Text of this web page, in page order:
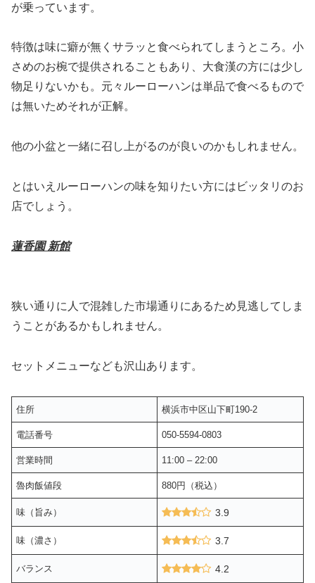
が乗っています。
特徴は味に癖が無くサラッと食べられてしまうところ。小
さめのお椀で提供されることもあり、大食漢の方には少し
物足りないかも。元々ルーローハンは単品で食べるもので
は無いためそれが正解。
他の小盆と一緒に召し上がるのが良いのかもしれません。
とはいえルーローハンの味を知りたい方にはビッタリのお
店でしょう。
蓮香園 新館
狭い通りに人で混雑した市場通りにあるため見逃してしま
うことがあるかもしれません。
セットメニューなども沢山あります。
住所 横浜市中区山下町190-2
電話番号 050-5594-0803
営業時間 11:00 – 22:00
魯肉飯値段 880円（税込）
味（旨み） 3.9
味（濃さ） 3.7
バランス 4.2